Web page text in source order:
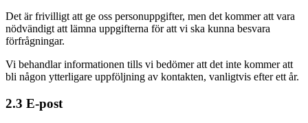
Det är frivilligt att ge oss personuppgifter, men det kommer att vara
nödvändigt att lämna uppgifterna för att vi ska kunna besvara
förfrågningar.
Vi behandlar informationen tills vi bedömer att det inte kommer att
bli någon ytterligare uppföljning av kontakten, vanligtvis efter ett år.
2.3 E-post